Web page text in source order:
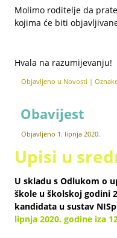
Molimo roditelje da
kojima će biti
Hvala na razumijevanju!
Objavljeno u Novosti |
Obavijest
Objavljeno 1. lipnja 2020.
Upisi u
U skladu s Odlukom o
škole u školskoj godini
kandidata u sustav
lipnja 2020. godine iza